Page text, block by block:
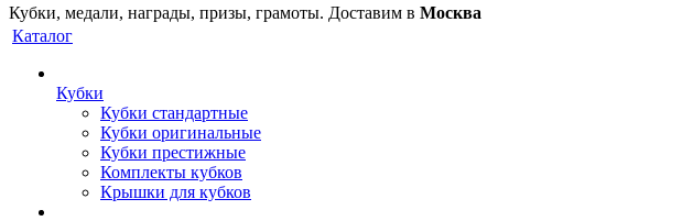
Кубки, медали, награды, призы, грамоты. Доставим в Москва
Каталог
Кубки
Кубки стандартные
Кубки оригинальные
Кубки престижные
Комплекты кубков
Крышки для кубков